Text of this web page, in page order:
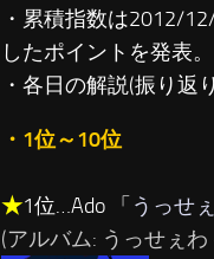
・累積指数は2012/
したポイントを発表。
・各日の解説(振り返
・1位～10位
★1位…Ado 「 うっせ
(アルバム: うっせぇわ